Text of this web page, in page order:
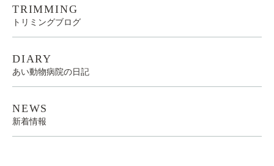
TRIMMING
トリミングブログ
DIARY
あい動物病院の日記
NEWS
新着情報